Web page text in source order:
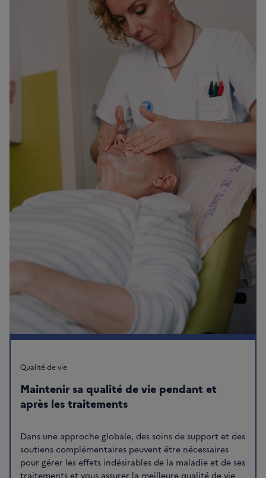
Qualité de vie
Maintenir sa qualité de vie pendant et
après les traitements
Dans une approche globale, des soins de support et des
soutiens complémentaires peuvent être nécessaires
pour gérer les effets indésirables de la maladie et de ses
traitements et vous assurer la meilleure qualité de vie